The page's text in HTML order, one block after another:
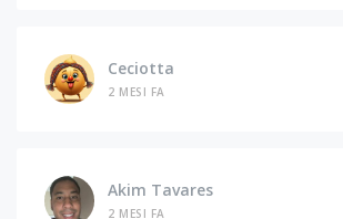
Ceciotta
2 MESI FA
Akim Tavares
2 MESI FA